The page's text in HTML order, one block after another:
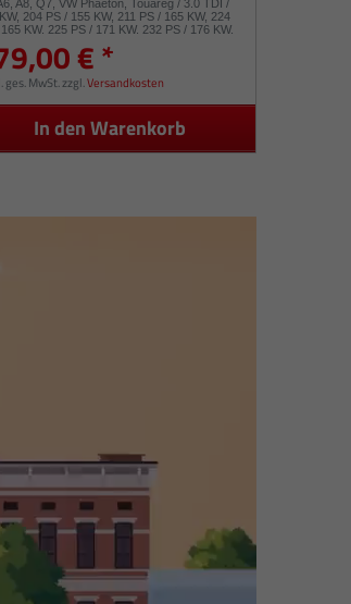
A8, Q7, VW Phaeton, Touareg / 3.0 TDI /
204 PS / 155 KW, 211 PS / 165 KW, 224
165 KW, 225 PS / 171 KW, 232 PS / 176 KW,
€ *
ges. MwSt.zzgl.Versandkosten
In den Warenkorb